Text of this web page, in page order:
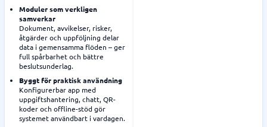
Moduler som verkligen
samverkar
Dokument, avvikelser, risker,
åtgärder och uppföljning delar
data i gemensamma flöden – ger
full spårbarhet och bättre
beslutsunderlag.
Byggt för praktisk användning
Konfigurerbar app med
uppgiftshantering, chatt, QR-
koder och offline-stöd gör
systemet användbart i vardagen.